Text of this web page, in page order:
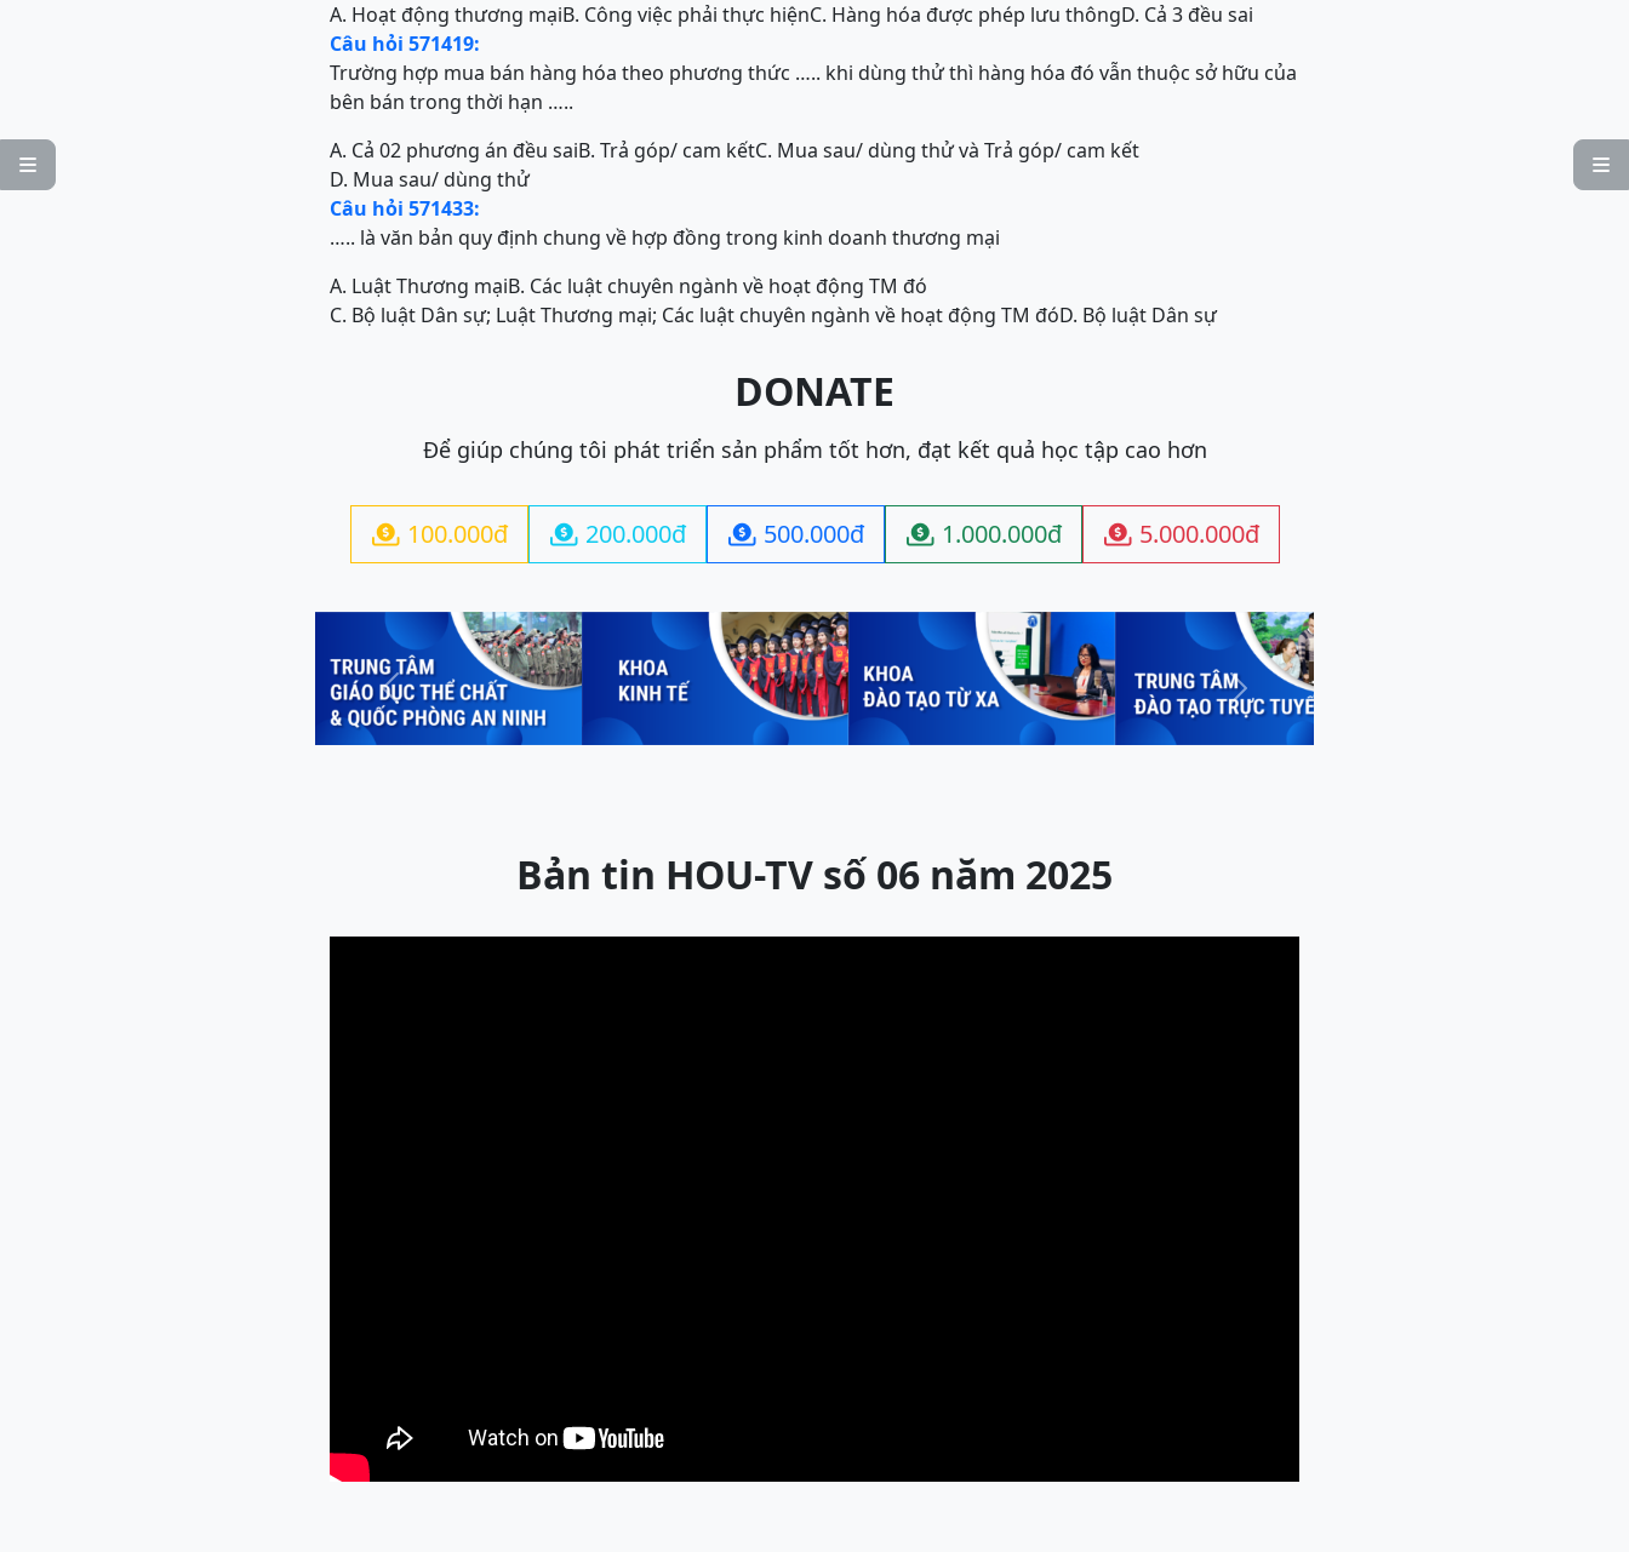


A. Hoạt động thương mạiB. Công việc phải thực hiệnC. Hàng hóa được phép lưu thôngD. Cả 3 đều sai
Câu hỏi 571419:
Trường hợp mua bán hàng hóa theo phương thức ….. khi dùng thử thì hàng hóa đó vẫn thuộc sở hữu của
bên bán trong thời hạn …..
A. Cả 02 phương án đều saiB. Trả góp/ cam kếtC. Mua sau/ dùng thử và Trả góp/ cam kết
D. Mua sau/ dùng thử
Câu hỏi 571433:
….. là văn bản quy định chung về hợp đồng trong kinh doanh thương mại
A. Luật Thương mạiB. Các luật chuyên ngành về hoạt động TM đó
C. Bộ luật Dân sự; Luật Thương mại; Các luật chuyên ngành về hoạt động TM đóD. Bộ luật Dân sự
DONATE
Để giúp chúng tôi phát triển sản phẩm tốt hơn, đạt kết quả học tập cao hơn
 100.000đ  200.000đ  500.000đ  1.000.000đ  5.000.000đ
Previous Next
Bản tin HOU-TV số 06 năm 2025